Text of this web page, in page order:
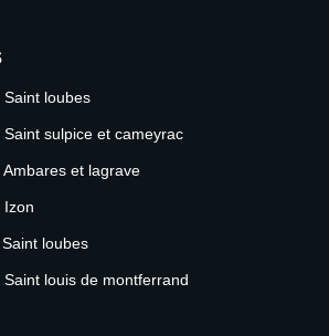
loubes
sulpice et cameyrac
et lagrave
Izon
loubes
louis de montferrand